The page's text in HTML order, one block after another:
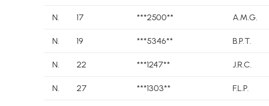
N. 17 ***2500** A.M.G.
N. 19 ***5346** B.P.T.
N. 22 ***1247** J.R.C.
N. 27 ***1303** F.L.P.